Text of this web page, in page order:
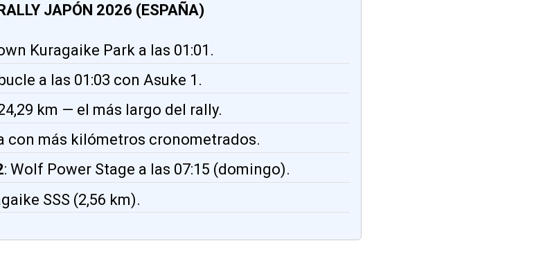
JAPÓN 2026 (ESPAÑA)
Kuragaike Park a las 01:01.
a las 01:03 con Asuke 1.
km — el más largo del rally.
con más kilómetros cronometrados.
: Wolf Power Stage a las 07:15 (domingo).
SSS (2,56 km).